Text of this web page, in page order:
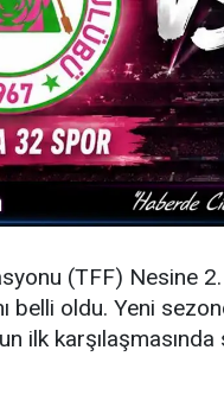
(TFF) Nesine
belli oldu. Yeni
ilk